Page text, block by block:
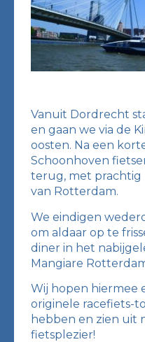
Vanuit Dordrecht
en gaan we via de
oosten. Na een
Schoonhoven
terug, met prachtig
van Rotterdam.
We eindigen
om aldaar op te
diner in het
Mangiare
Wij hopen hiermee
originele racefiets-
hebben en zien uit
fietsplezier!